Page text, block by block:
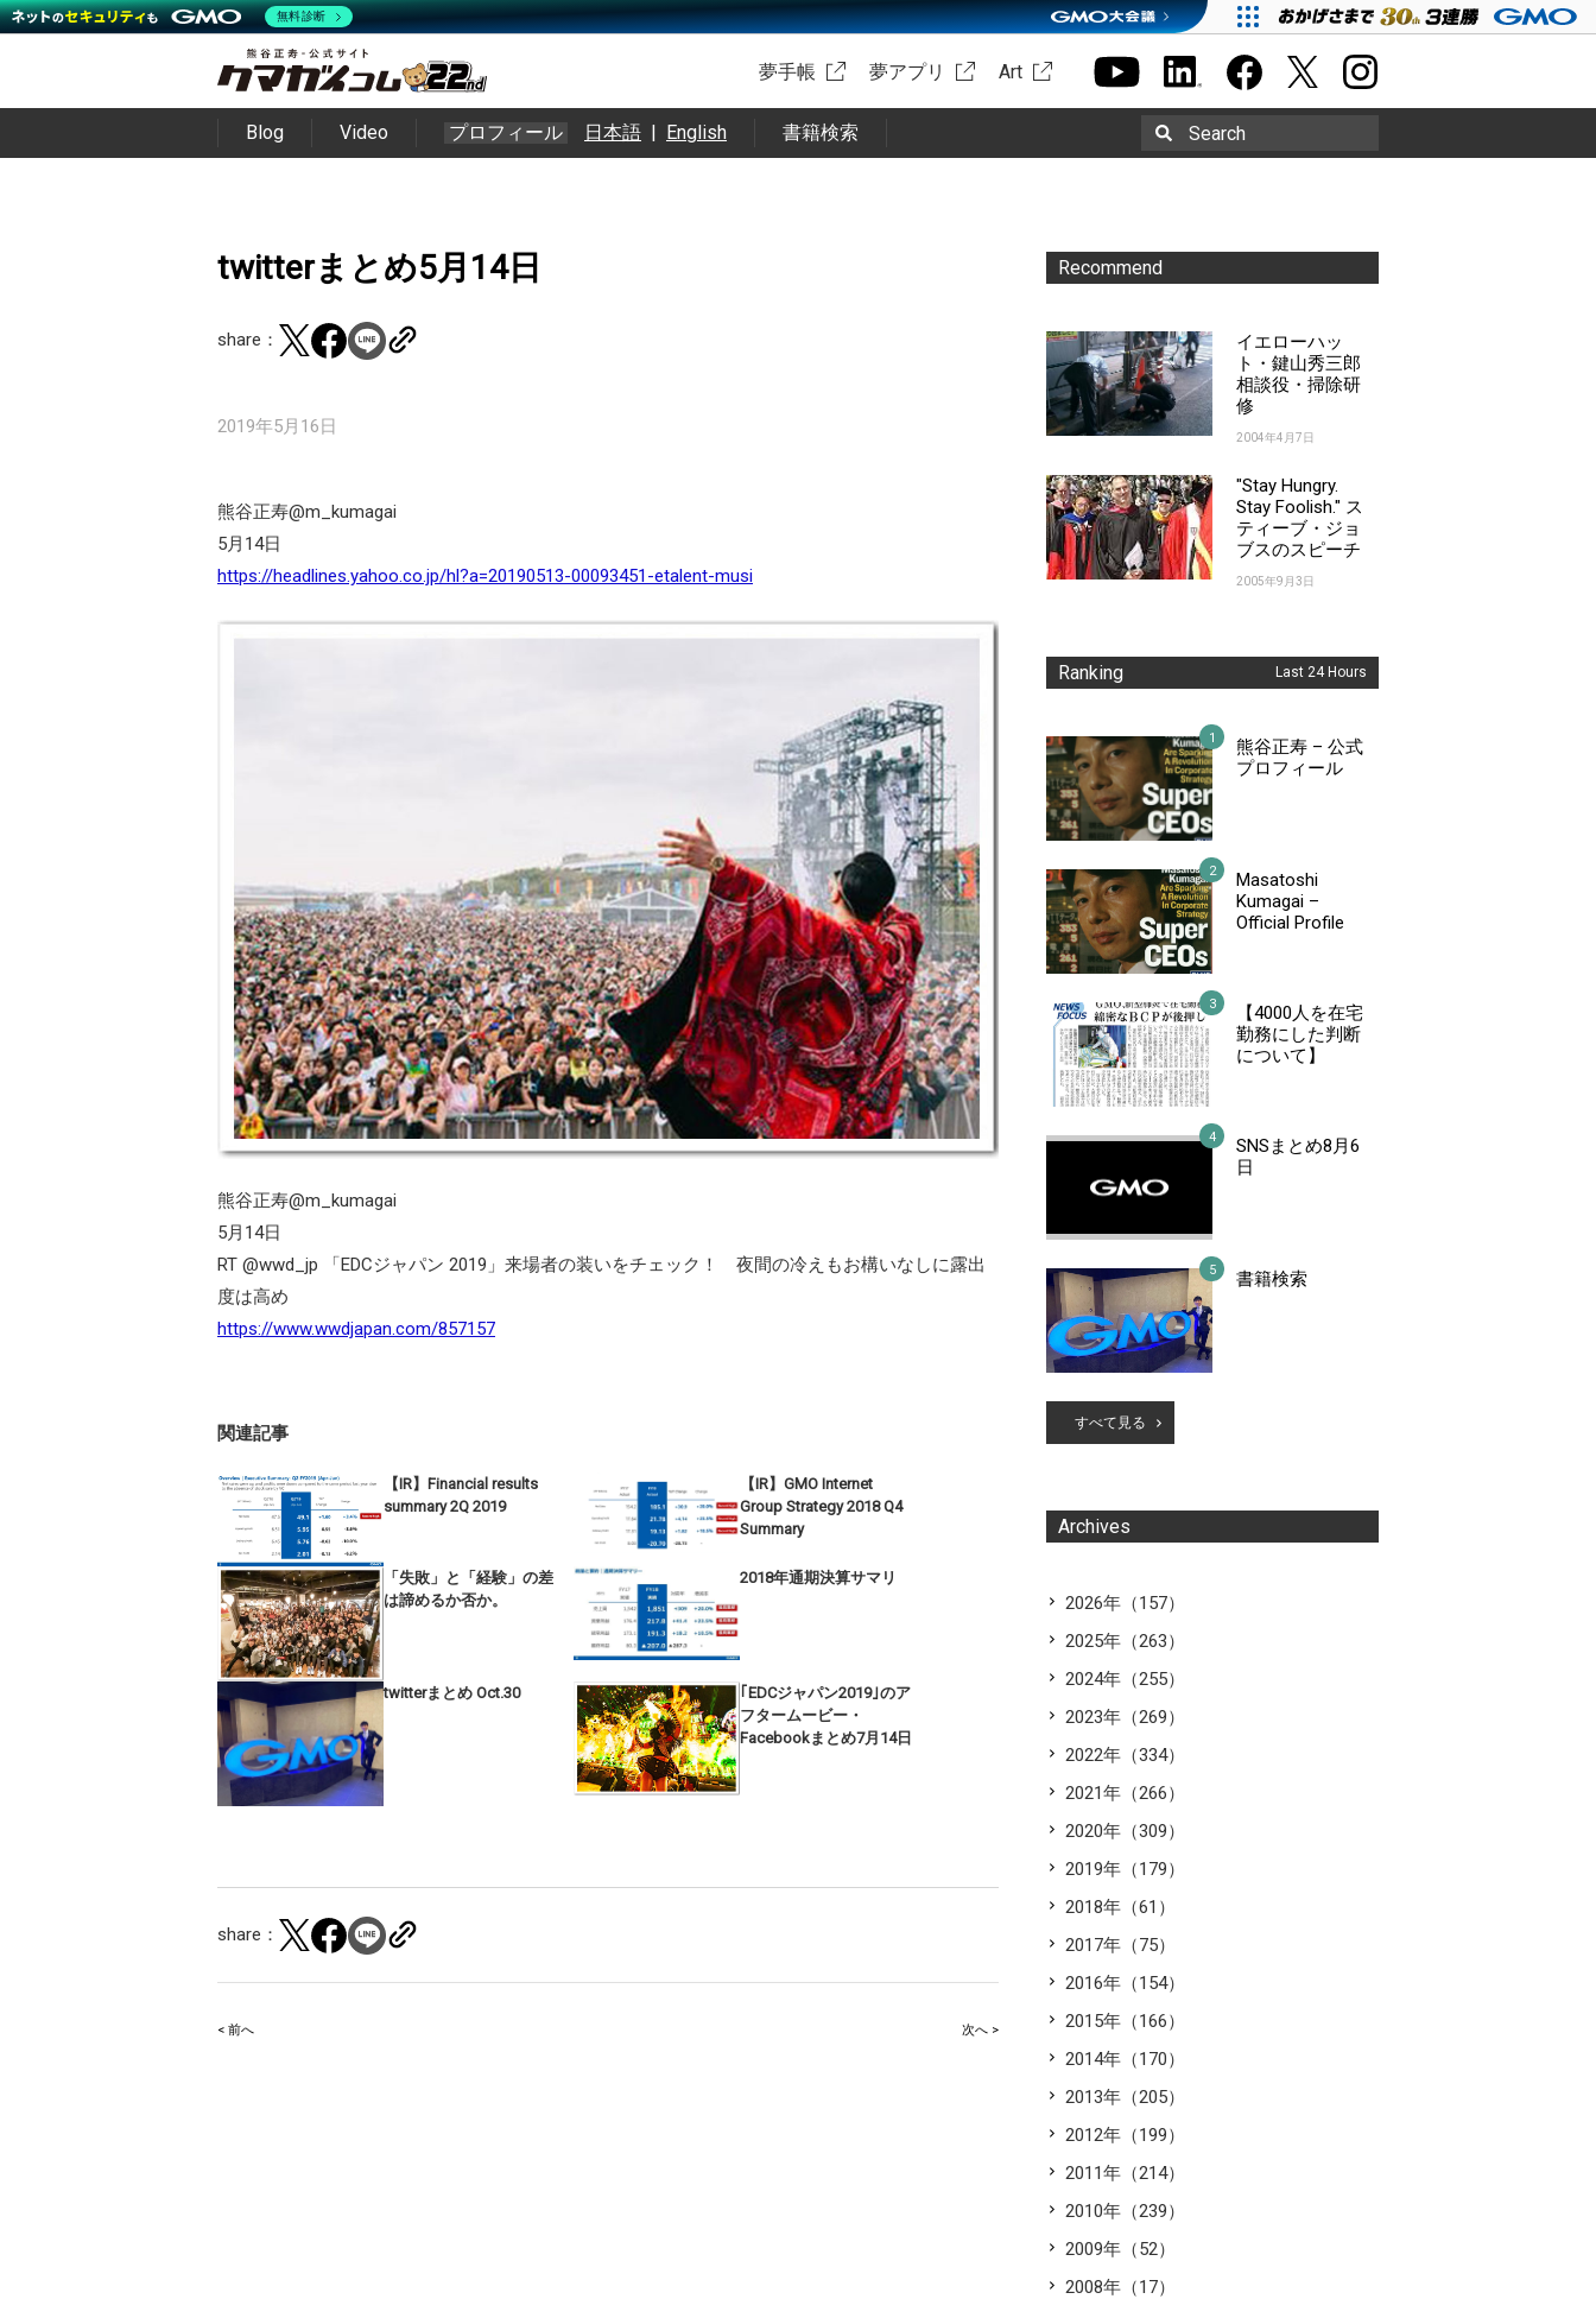
夢手帳 夢アプリ Art
Blog Video プロフィール 日本語 | English 書籍検索 Search
twitterまとめ5月14日
share：
2019年5月16日
熊谷正寿@m_kumagai
5月14日
https://headlines.yahoo.co.jp/hl?a=20190513-00093451-etalent-musi
熊谷正寿@m_kumagai
5月14日
RT @wwd_jp 「EDCジャパン 2019」来場者の装いをチェック！ 夜間の冷えもお構いなしに露出
度は高め
https://www.wwdjapan.com/857157
関連記事
【IR】Financial results
summary 2Q 2019
【IR】GMO Internet
Group Strategy 2018 Q4
Summary
「失敗」と「経験」の差
は諦めるか否か。
2018年通期決算サマリ
twitterまとめ Oct.30
｢EDCジャパン2019｣のア
フタームービー・
Facebookまとめ7月14日
share：
Post
< 前へ 次へ >
Recommend
イエローハッ
ト・鍵山秀三郎
相談役・掃除研
修
2004年4月7日
"Stay Hungry.
Stay Foolish." ス
ティーブ・ジョ
ブスのスピーチ
2005年9月3日
Ranking Last 24 Hours
熊谷正寿 – 公式
プロフィール
Masatoshi
Kumagai –
Official Profile
【4000人を在宅
勤務にした判断
について】
SNSまとめ8月6
日
書籍検索
すべて見る
Archives
2026年（157）
2025年（263）
2024年（255）
2023年（269）
2022年（334）
2021年（266）
2020年（309）
2019年（179）
2018年（61）
2017年（75）
2016年（154）
2015年（166）
2014年（170）
2013年（205）
2012年（199）
2011年（214）
2010年（239）
2009年（52）
2008年（17）
無料診断